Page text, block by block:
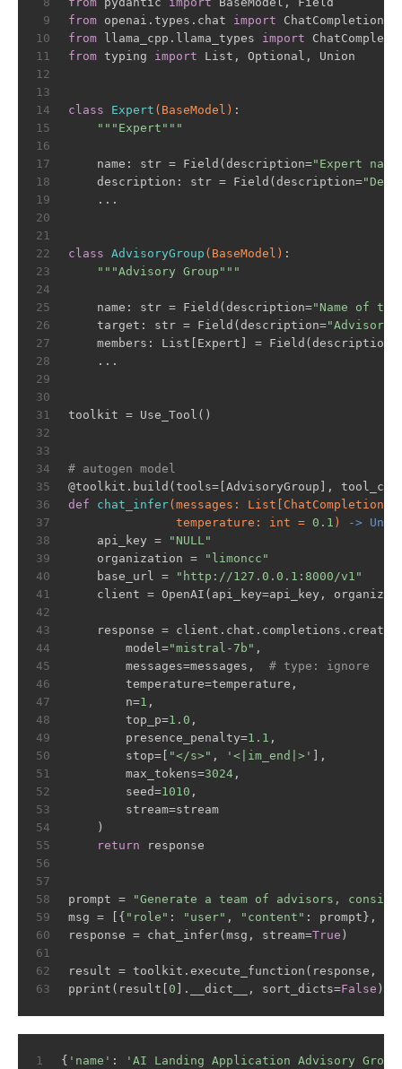
9
10
11
12
13
14
15
16
17
18
19
20
21
22
23
24
25
26
27
28
29
30
31
32
33
34
35
36
37
38
39
40
41
42
43
44
45
46
47
48
49
50
51
52
53
54
55
56
57
58
59
60
61
62
63
from openai.types.chat import ChatCompletion,
from llama_cpp.llama_types import
from typing import List, Optional, Union
class Expert (BaseModel) :
"""Expert"""
    name: str = Field(description=
"Expert
    description: str = Field(description=
    ...
class AdvisoryGroup (BaseModel) :
"""Advisory Group"""
    name: str = Field(description=
"Name of
    target: str = Field(description=
"Advisory
    members: List[Expert] = Field(description=
    ...
toolkit = Use_Tool()
# autogen model
@toolkit.build(tools=[AdvisoryGroup],
def
chat_infer(messages:
               temperature: int =
0.1 )
->
    api_key =
"NULL"
    organization =
"limoncc"
    base_url =
"http://127.0.0.1:8000/v1"
client = OpenAI(api_key=api_key,
    response = client.chat.completions.create(
        model=
"mistral-7b" ,
        messages=messages,
# type: ignore
        temperature=temperature,
        n=
1 ,
        top_p=
1.0 ,
        presence_penalty=
1.1 ,
        stop=[
"</s>" , '<|im_end|>'
],
        max_tokens=
3024 ,
        seed=
1010 ,
        stream=stream
    )
return response
prompt =
"Generate a team of advisors,
msg = [{ "role" : "user" , "content" : prompt}, ]
response = chat_infer(msg, stream=True )
result = toolkit.execute_function(response,
pprint(result[ 0 ].__dict__, sort_dicts=False )
1 { 'name' : 'AI Landing Application Advisory